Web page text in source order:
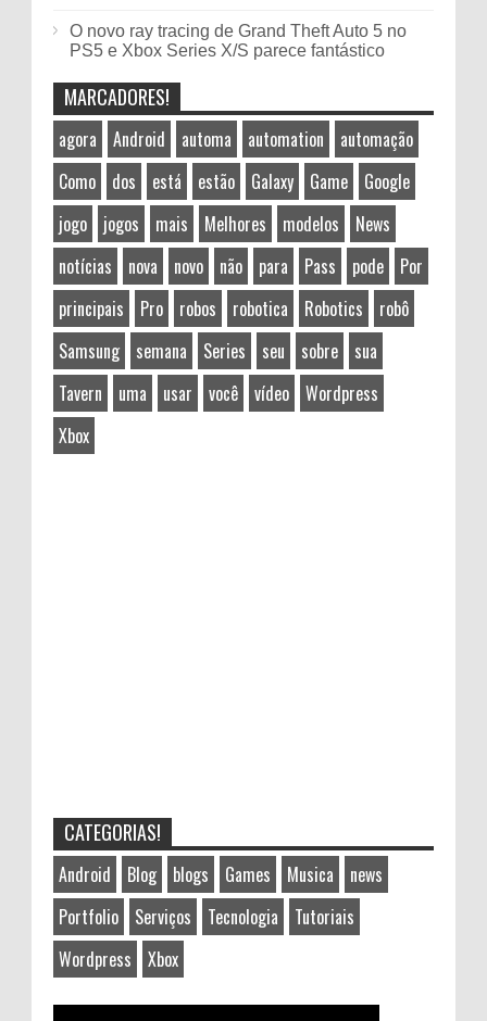
O novo ray tracing de Grand Theft Auto 5 no
PS5 e Xbox Series X/S parece fantástico
MARCADORES!
agora Android automa automation
automação
Como
dos está estão Galaxy Game
Google
jogo
jogos mais Melhores modelos
News
notícias
nova novo não para Pass pode
Por
principais
Pro robos robotica Robotics
robô
Samsung
semana Series seu sobre
sua
Tavern
uma usar você vídeo
Wordpress
Xbox
CATEGORIAS!
Android Blog blogs Games Musica
news
Portfolio
Serviços Tecnologia
Tutoriais
Wordpress
Xbox